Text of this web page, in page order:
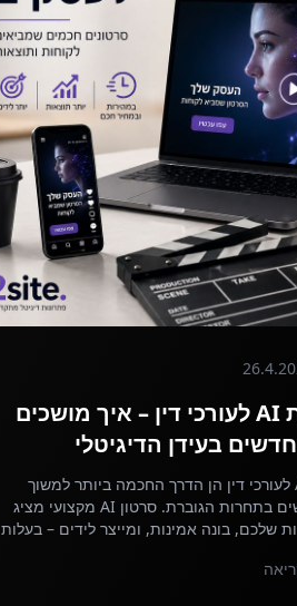
פרסומות AI לעורכי דין – איך מושכים
בעידן הדיגיטלי
פרסומות AI לעורכי דין הן הדרך החכמה ביותר למשוך
לקוחות חדשים בתחרות הגוברת. סרטון AI מקצועי מציג
שלכם, בונה אמינות, ומייצר לידים – בעלות